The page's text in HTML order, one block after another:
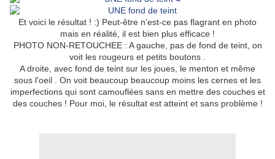
Et voici le résultat ! :) Peut-être n'est-ce pas flagrant en photo
mais en réalité, il est bien plus efficace !
PHOTO NON-RETOUCHEE : A gauche, pas de fond de teint, on
voit les rougeurs et petits boutons .
A droite, avec fond de teint sur les joues, le menton et même
sous l'oeil . On voit beaucoup beaucoup moins les cernes et les
imperfections qui sont camouflées sans en mettre des couches et
des couches ! Pour moi, le résultat est atteint et sans problème !